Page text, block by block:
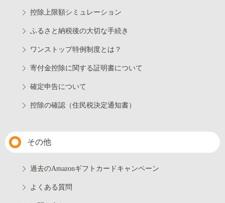
控除上限額シミュレーション
ふるさと納税後の大切な手続き
ワンストップ特例制度とは？
寄付金控除に関する証明書について
確定申告について
控除の確認（住民税決定通知書）
その他
過去のAmazonギフトカードキャンペーン
よくある質問